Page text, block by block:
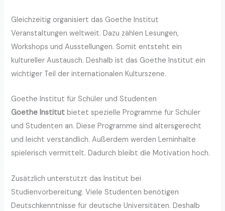
Gleichzeitig organisiert das Goethe Institut
Veranstaltungen weltweit. Dazu zählen Lesungen,
Workshops und Ausstellungen. Somit entsteht ein
kultureller Austausch. Deshalb ist das Goethe Institut ein
wichtiger Teil der internationalen Kulturszene.
Goethe Institut für Schüler und Studenten
Goethe Institut bietet spezielle Programme für Schüler
und Studenten an. Diese Programme sind altersgerecht
und leicht verständlich. Außerdem werden Lerninhalte
spielerisch vermittelt. Dadurch bleibt die Motivation hoch.
Zusätzlich unterstützt das Institut bei
Studienvorbereitung. Viele Studenten benötigen
Deutschkenntnisse für deutsche Universitäten. Deshalb